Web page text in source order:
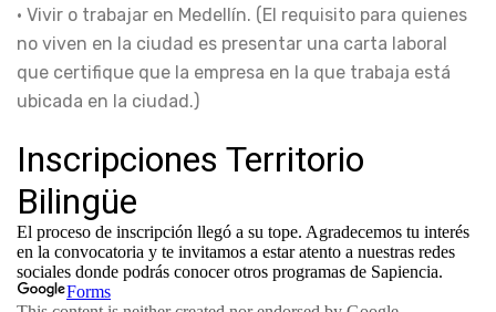
• Vivir o trabajar en Medellín. (El requisito para quienes
no viven en la ciudad es presentar una carta laboral
que certifique que la empresa en la que trabaja está
ubicada en la ciudad.)